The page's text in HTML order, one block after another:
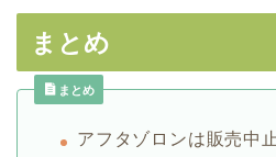
まとめ
まとめ
アフタゾロンは販売中